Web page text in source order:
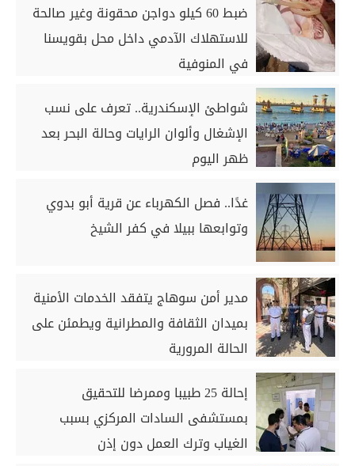
ضبط 60 كيلو دواجن محقونة وغير صالحة
للاستهلاك الآدمي داخل محل بقويسنا
في المنوفية
شواطئ الإسكندرية.. تعرف على نسب
الإشغال وألوان الرايات وحالة البحر بعد
ظهر اليوم
غدًا.. فصل الكهرباء عن قرية أبو بدوي
وتوابعها ببيلا في كفر الشيخ
مدير أمن سوهاج يتفقد الخدمات الأمنية
بميدان الثقافة والمطرانية ويطمئن على
الحالة المرورية
إحالة 25 طبيبا وممرضا للتحقيق
بمستشفى السادات المركزي بسبب
الغياب وترك العمل دون إذن